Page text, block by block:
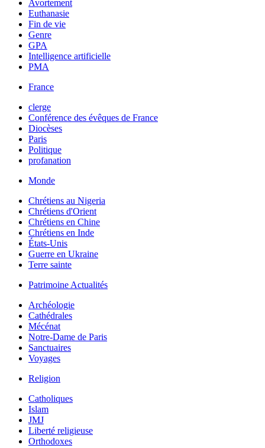
Avortement
Euthanasie
Fin de vie
Genre
GPA
Intelligence artificielle
PMA
France
clerge
Conférence des évêques de France
Diocèses
Paris
Politique
profanation
Monde
Chrétiens au Nigeria
Chrétiens d'Orient
Chrétiens en Chine
Chrétiens en Inde
États-Unis
Guerre en Ukraine
Terre sainte
Patrimoine Actualités
Archéologie
Cathédrales
Mécénat
Notre-Dame de Paris
Sanctuaires
Voyages
Religion
Catholiques
Islam
JMJ
Liberté religieuse
Orthodoxes